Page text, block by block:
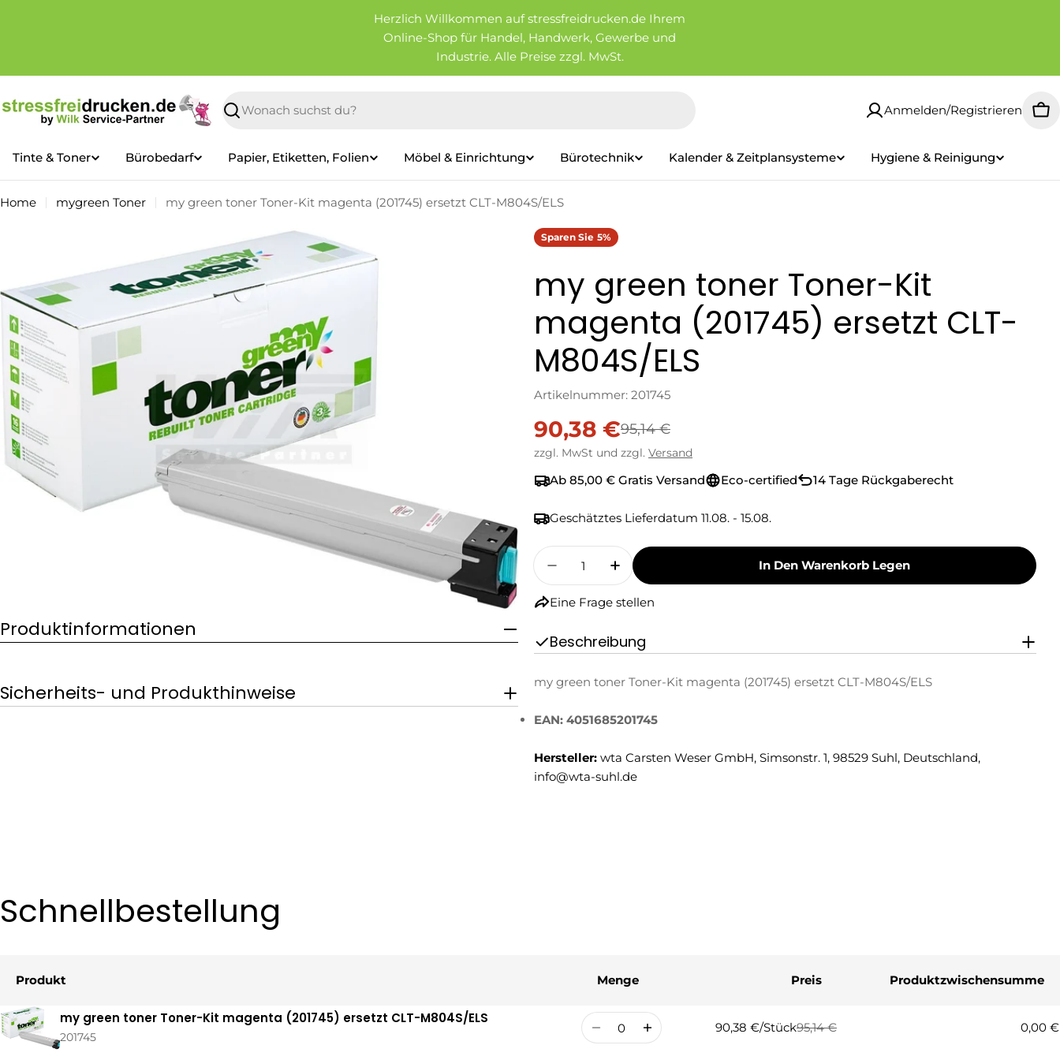
Herzlich Willkommen auf stressfreidrucken.de Ihrem
Online-Shop für Handel, Handwerk, Gewerbe und
Industrie. Alle Preise zzgl. MwSt.
Suchen
Anmelden/Registrieren
Tinte & Toner Bürobedarf Papier, Etiketten, Folien Möbel & Einrichtung Bürotechnik Kalender & Zeitplansysteme Hygiene & Reinigung
Home mygreen Toner my green toner Toner-Kit magenta (201745) ersetzt CLT-M804S/ELS
Produktinformationen
Sie das Medium 0 im Modalformat
Produktinformationen
Sicherheits- und Produkthinweise
Sparen Sie 5%
my green toner Toner-Kit
magenta (201745) ersetzt CLT-
M804S/ELS
Artikelnummer: 201745
Verkaufspreis
90,38 €
Regulärer
Preis
95,14 €
zzgl. MwSt und zzgl. Versand
Ab 85,00 € Gratis Versand Eco-certified 14 Tage Rückgaberecht
Geschätztes Lieferdatum 11.08. - 15.08.
Menge
Menge Für My Green Toner Toner-Kit Magenta (201745) Ersetzt CLT-
Menge Für My Green Toner Toner-Kit Magenta (201745)
In Den Warenkorb Legen
Eine Frage stellen
Beschreibung
my green toner Toner-Kit magenta (201745) ersetzt CLT-M804S/ELS
EAN: 4051685201745
Hersteller: wta Carsten Weser GmbH, Simsonstr. 1, 98529 Suhl, Deutschland,
info@wta-suhl.de
Schnellbestellung
Ihr
Warenkorb
Produkt Menge Preis Produktzwischensumme
my green toner Toner-Kit magenta (201745) ersetzt CLT-M804S/ELS
201745
Menge 90,38 €/Stück
Regulärer
95,14 €
Verkaufspreis
0,00 €